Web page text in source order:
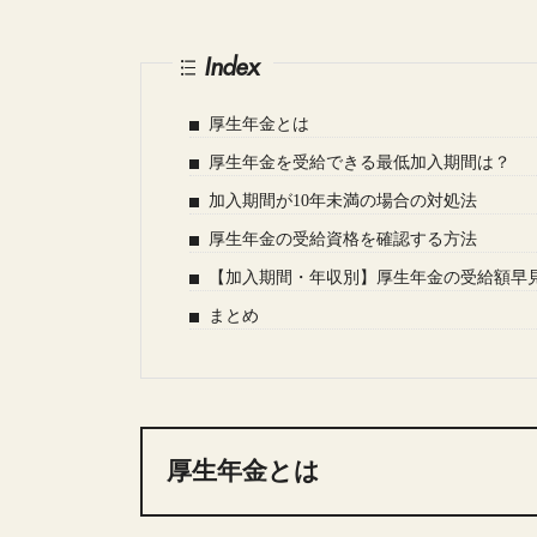
Index
厚生年金とは
厚生年金を受給できる最低加入期間は？
加入期間が10年未満の場合の対処法
厚生年金の受給資格を確認する方法
【加入期間・年収別】厚生年金の受給額早
まとめ
厚生年金とは